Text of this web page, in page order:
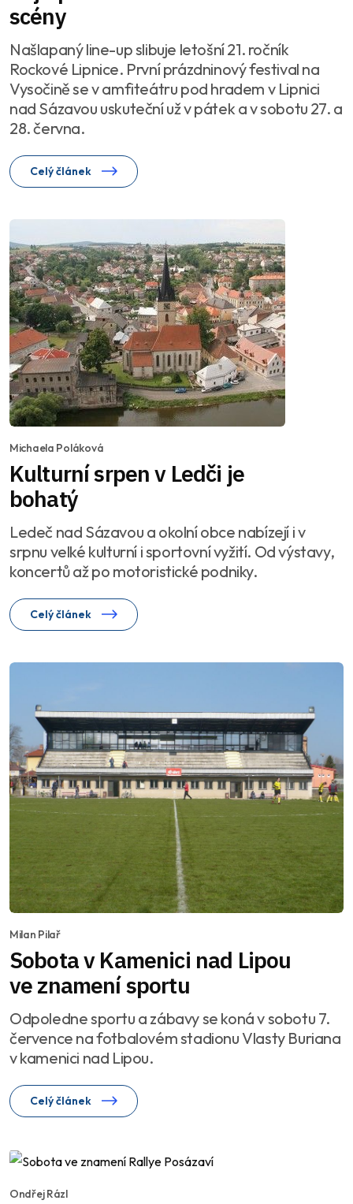
scény
Našlapaný line-up slibuje letošní 21. ročník
Rockové Lipnice. První prázdninový festival na
Vysočině se v amfiteátru pod hradem v Lipnici
nad Sázavou uskuteční už v pátek a v sobotu 27. a
28. června.
Celý článek
Michaela Poláková
Kulturní srpen v Ledči je
bohatý
Ledeč nad Sázavou a okolní obce nabízejí i v
srpnu velké kulturní i sportovní vyžití. Od výstavy,
koncertů až po motoristické podniky.
Celý článek
Milan Pilař
Sobota v Kamenici nad Lipou
ve znamení sportu
Odpoledne sportu a zábavy se koná v sobotu 7.
července na fotbalovém stadionu Vlasty Buriana
v kamenici nad Lipou.
Celý článek
Ondřej Rázl